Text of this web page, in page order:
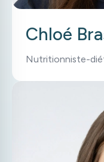
Chloé
Nutritionniste-